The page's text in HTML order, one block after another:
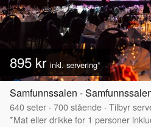
895 kr inkl. servering*
Samfunnssalen -
640seter · 700stående · Tilbyr
*Mat eller drikke for 1 personer